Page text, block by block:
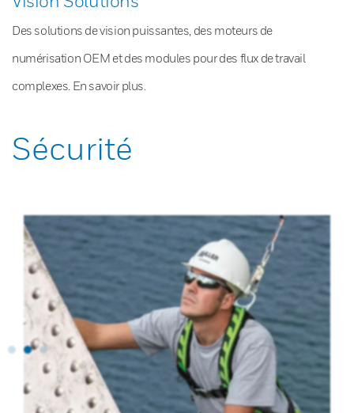
Des solutions de vision puissantes, des moteurs de
numérisation OEM et des modules pour des flux de travail
complexes. En savoir plus.
Sécurité